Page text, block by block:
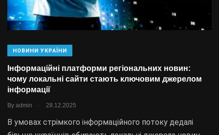
НОВИНИ УКРАЇНИ
Інформаційні платформи регіональних новин:
чому локальні сайти стають ключовим джерелом
інформації
By admin 28.12.2025
В умовах стрімкого інформаційного потоку дедалі